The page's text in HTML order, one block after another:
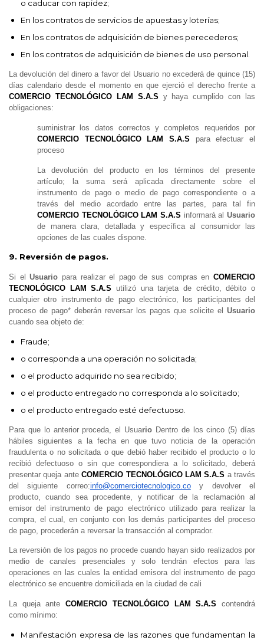
o caducar con rapidez;
En los contratos de servicios de apuestas y loterías;
En los contratos de adquisición de bienes perecederos;
En los contratos de adquisición de bienes de uso personal.
La devolución del dinero a favor del Usuario no excederá de quince (15)
días calendario desde el momento en que ejerció el derecho frente a
COMERCIO TECNOLÓGICO LAM S.A.S y haya cumplido con las
obligaciones:
suministrar los datos correctos y completos requeridos por
COMERCIO TECNOLÓGICO LAM S.A.S
para efectuar el
proceso
La devolución del producto en los términos del presente
artículo; la suma será aplicada directamente sobre el
instrumento de pago o medio de pago correspondiente o a
través del medio acordado entre las partes, para tal fin
COMERCIO TECNOLÓGICO LAM S.A.S informará alUsuario
de manera clara, detallada y específica al consumidor las
opciones de las cuales dispone.
9. Reversión de pagos.
Si elUsuario para realizar el pago de sus compras enCOMERCIO
TECNOLÓGICO LAM S.A.S
utilizó una tarjeta de crédito, débito o
cualquier otro instrumento de pago electrónico, los participantes del
proceso de pago* deberán reversar los pagos que solicite el Usuario
cuando sea objeto de:
Fraude;
o corresponda a una operación no solicitada;
o el producto adquirido no sea recibido;
o el producto entregado no corresponda a lo solicitado;
o el producto entregado esté defectuoso.
Para que lo anterior proceda, el Usuario Dentro de los cinco (5) días
hábiles siguientes a la fecha en que tuvo noticia de la operación
fraudulenta o no solicitada o que debió haber recibido el producto o lo
recibió defectuoso o sin que correspondiera a lo solicitado, deberá
presentar queja anteCOMERCIO TECNOLÓGICO LAM S.A.S a través
del siguiente correo:info@comerciotecnologico.coy devolver el
producto, cuando sea procedente, y notificar de la reclamación al
emisor del instrumento de pago electrónico utilizado para realizar la
compra, el cual, en conjunto con los demás participantes del proceso
de pago, procederán a reversar la transacción al comprador.
La reversión de los pagos no procede cuando hayan sido realizados por
medio de canales presenciales y solo tendrán efectos para las
operaciones en las cuales la entidad emisora del instrumento de pago
electrónico se encuentre domiciliada en la ciudad de cali
La queja anteCOMERCIO TECNOLÓGICO LAM S.A.S
contendrá
como mínimo:
Manifestación expresa de las razones que fundamentan la